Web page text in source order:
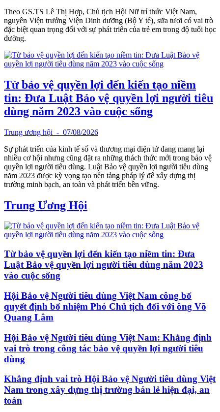
Theo GS.TS Lê Thị Hợp, Chủ tịch Hội Nữ trí thức Việt Nam,
nguyên Viện trưởng Viện Dinh dưỡng (Bộ Y tế), sữa tươi có vai trò
đặc biệt quan trọng đối với sự phát triển của trẻ em trong độ tuổi học
đường.
Từ bảo vệ quyền lợi đến kiến tạo niềm
tin: Đưa Luật Bảo vệ quyền lợi người tiêu
dùng năm 2023 vào cuộc sống
Trung ương hội - 07/08/2026
Sự phát triển của kinh tế số và thương mại điện tử đang mang lại
nhiều cơ hội nhưng cũng đặt ra những thách thức mới trong bảo vệ
quyền lợi người tiêu dùng. Luật Bảo vệ quyền lợi người tiêu dùng
năm 2023 được kỳ vọng tạo nền tảng pháp lý để xây dựng thị
trường minh bạch, an toàn và phát triển bền vững.
Trung Ương Hội
Từ bảo vệ quyền lợi đến kiến tạo niềm tin: Đưa
Luật Bảo vệ quyền lợi người tiêu dùng năm 2023
vào cuộc sống
Hội Bảo vệ Người tiêu dùng Việt Nam công bố
quyết định bổ nhiệm Phó Chủ tịch đối với ông Võ
Quang Lâm
Hội Bảo vệ Người tiêu dùng Việt Nam: Khẳng định
vai trò trong công tác bảo vệ quyền lợi người tiêu
dùng
Khẳng định vai trò Hội Bảo vệ Người tiêu dùng Việt
Nam trong xây dựng thị trường bán lẻ hiện đại, an
toàn